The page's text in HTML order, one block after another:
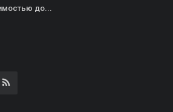
до...